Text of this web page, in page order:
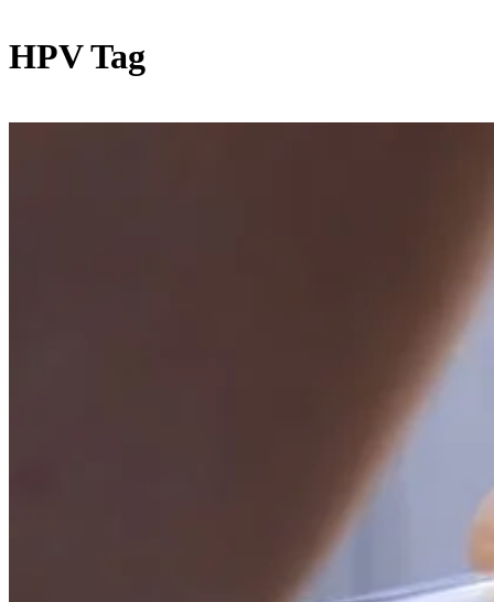
HPV Tag